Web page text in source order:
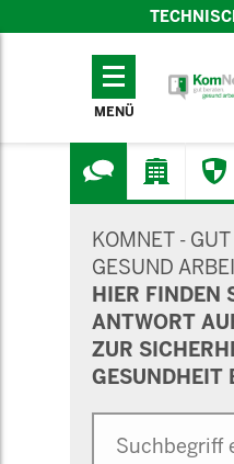
TECHNISCHES
MENÜ
KOMNET -
GESUND
HIER FINDEN
ANTWORT
ZUR
GESUNDHEIT